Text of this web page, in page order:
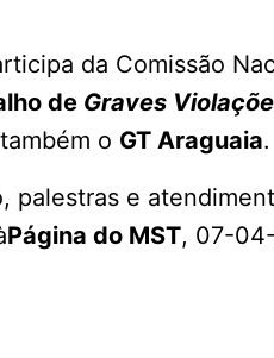
da Comissão
de Graves
o GT Araguaia.
palestras e
Página do MST, 07-